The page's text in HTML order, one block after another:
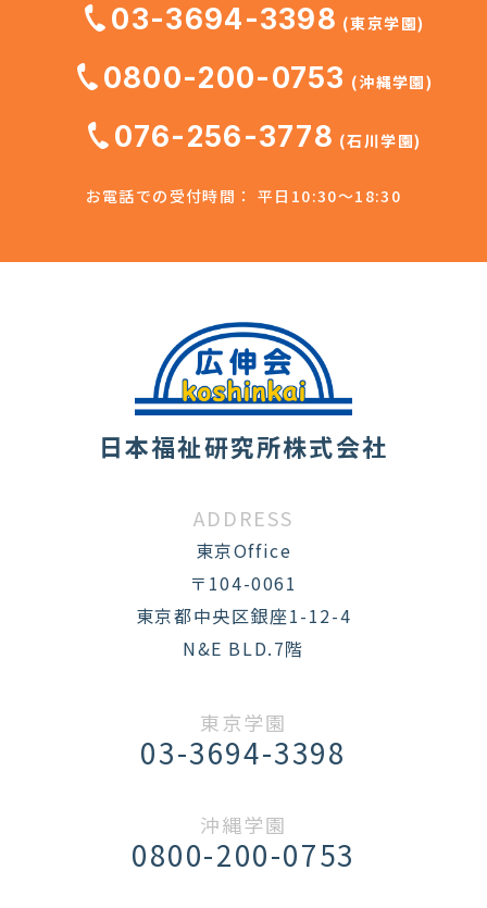
03-3694-3398 (東京学園)
0800-200-0753 (沖縄学園)
076-256-3778 (石川学園)
お電話での受付時間： 平日10:30～18:30
日本福祉研究所株式会社
ADDRESS
東京Office
〒104-0061
東京都中央区銀座1-12-4
N&E BLD.7階
東京学園
03-3694-3398
沖縄学園
0800-200-0753